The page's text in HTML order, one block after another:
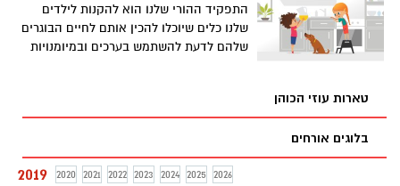
התפקיד ההורי שלנו הוא להקנות לילדים
שלנו כלים שיוכלו להכין אותם לחיים הבוגרים
שלהם לדעת להשתמש בערכים ובמיומנויות
לגביי המסוגלות שלהם ,לגביי היכולות שלהם
,לביטחון העצמי ולדימויי העצמי .
טארות עוזי הכוהן
בלוגים אורחים
2019 2020 2021 2022 2023 2024 2025
2026